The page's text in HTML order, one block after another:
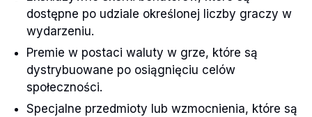
dostępne po udziale określonej liczby graczy w
wydarzeniu.
Premie w postaci waluty w grze, które są
dystrybuowane po osiągnięciu celów
społeczności.
Specjalne przedmioty lub wzmocnienia, które są